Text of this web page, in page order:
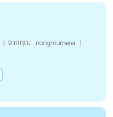
| จากคุณ nongmumeiei |